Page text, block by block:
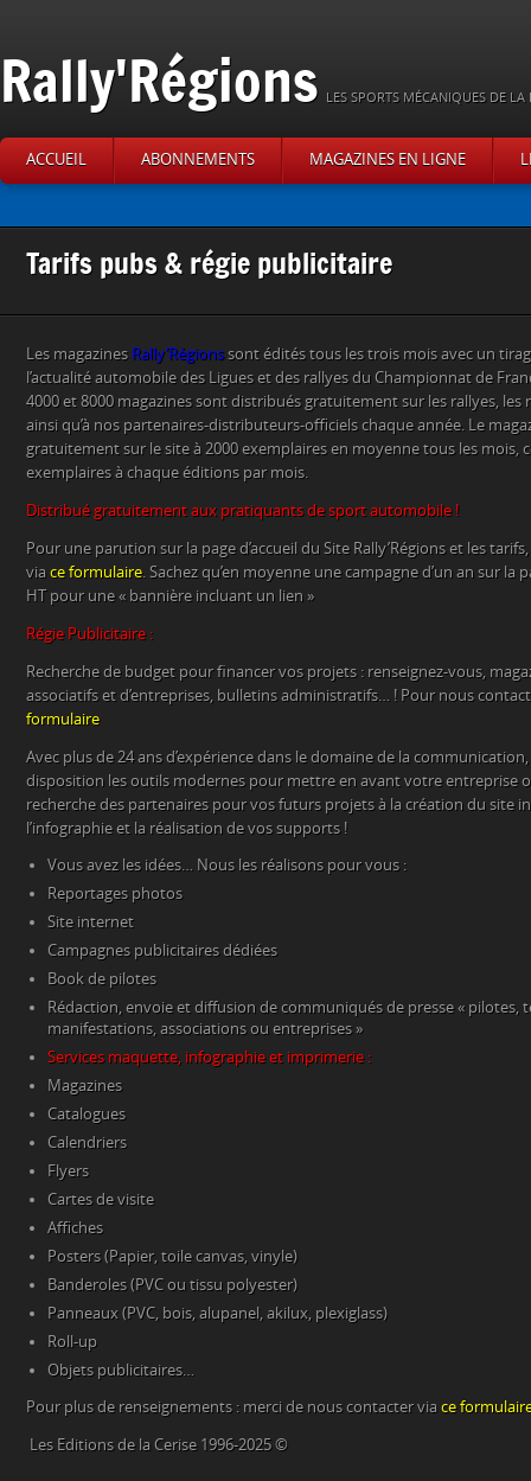
Rally'Régions LES SPORTS MÉCANIQUES DE
ACCUEIL ABONNEMENTS MAGAZINES EN LIGNE
Tarifs pubs & régie publicitaire
Les magazines Rally’Régions sont édités tous les trois mois avec un
l’actualité automobile des Ligues et des rallyes du Championnat de
4000 et 8000 magazines sont distribués gratuitement sur les rallyes,
ainsi qu’à nos partenaires-distributeurs-officiels chaque année. Le
gratuitement sur le site à 2000 exemplaires en moyenne tous les mois,
exemplaires à chaque éditions par mois.
Distribué gratuitement aux pratiquants de sport automobile !
Pour une parution sur la page d’accueil du Site Rally’Régions et les
via ce formulaire. Sachez qu’en moyenne une campagne d’un an sur la
HT pour une « bannière incluant un lien »
Régie Publicitaire :
Recherche de budget pour financer vos projets : renseignez-vous,
associatifs et d’entreprises, bulletins administratifs… ! Pour nous
formulaire
Avec plus de 24 ans d’expérience dans le domaine de la
disposition les outils modernes pour mettre en avant votre entreprise
recherche des partenaires pour vos futurs projets à la création du site
l’infographie et la réalisation de vos supports !
Vous avez les idées… Nous les réalisons pour vous :
Reportages photos
Site internet
Campagnes publicitaires dédiées
Book de pilotes
Rédaction, envoie et diffusion de communiqués de presse « pilotes,
manifestations, associations ou entreprises »
Services maquette, infographie et imprimerie :
Magazines
Catalogues
Calendriers
Flyers
Cartes de visite
Affiches
Posters (Papier, toile canvas, vinyle)
Banderoles (PVC ou tissu polyester)
Panneaux (PVC, bois, alupanel, akilux, plexiglass)
Roll-up
Objets publicitaires…
Pour plus de renseignements : merci de nous contacter via ce
Les Editions de la Cerise 1996-2025 ©